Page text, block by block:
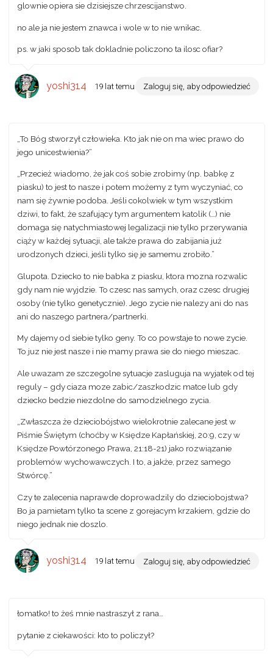
glownie opiera sie dzisiejsze chrzescijanstwo.
no ale ja nie jestem znawca i wole w to nie wnikac.
ps. w jaki sposob tak dokladnie policzono ta ilosc ofiar?
yoshi314 19 lat temu Zaloguj się, aby odpowiedzieć
„To Bóg stworzył człowieka. Kto jak nie on ma wiec prawo do
jego unicestwienia?”
„Przecież wiadomo, że jak coś sobie zrobimy (np. babkę z
piasku) to jest to nasze i potem możemy z tym wyczyniać, co
nam się żywnie podoba. Jeśli cokolwiek w tym wszystkim
dziwi, to fakt, że szafujący tym argumentem katolik (…) nie
domaga się natychmiastowej legalizacji nie tylko przerywania
ciąży w każdej sytuacji, ale także prawa do zabijania już
urodzonych dzieci, jeśli tylko się je samemu zrobiło.”
Glupota. Dziecko to nie babka z piasku, ktora mozna rozwalic
gdy nam nie wyjdzie. To czesc nas samych, oraz czesc drugiej
osoby (nie tylko genetycznie). Jego zycie nie nalezy ani do nas
ani do naszego partnera/partnerki.
My dajemy od siebie tylko geny. To co powstaje to nowe zycie.
To juz nie jest nasze i nie mamy prawa sie do niego mieszac.
Ale uwazam ze szczegolne sytuacje zasluguja na wyjatek od tej
reguly – gdy ciaza moze zabic/zaszkodzic matce lub gdy
dziecko bedzie niezdolne do samodzielnego zycia.
„Zwłaszcza że dzieciobójstwo wielokrotnie zalecane jest w
Piśmie Świętym (choćby w Księdze Kapłańskiej, 20:9, czy w
Księdze Powtórzonego Prawa, 21:18-21) jako rozwiązanie
problemów wychowawczych. I to, a jakże, przez samego
Stwórcę.”
Czy te zalecenia naprawde doprowadzily do dzieciobojstwa?
Bo ja pamietam tylko ta scene z gorejacym krzakiem, gdzie do
niego jednak nie doszlo.
yoshi314 19 lat temu Zaloguj się, aby odpowiedzieć
łomatko! to żeś mnie nastraszył z rana…
pytanie z ciekawości: kto to policzył?